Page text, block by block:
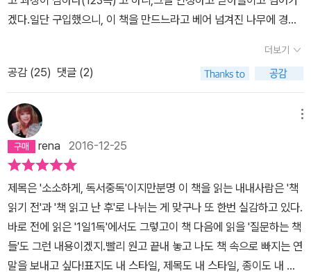
겠다.일단 구입했으니, 이 책을 만드느라고 베어 넘겨진 나무에 경의
던 대로, 이 책이 나의 취향은 아니다.자기 계발서로 분류해 놨던데,
자기 계발서라면, 완전 잡식성인 취향의 내가 웬만해선 건드리지 않
는 종류의 책이니까 말이다. 내용을 거칠게 요약해보자면, 게임중독
자였던 그가 독서중독자가 되고, 독서예찬론자가 되기까지의 과정이
다.그는 같은 중독자라도 독서중독자가 더 낫지 않겠는가...라고 하고
있는데,독서의 가장 큰 효용은 뭐니 뭐니 해도 '자신을 알게 된다'는
점이라고 하고 있는데, 내 생각은 그렇지 않다.그가 했었다는 삼국지
2, 스타크레프트 따위의 게임을 해본 사람들은 알겠지만,게임이라는
것이 모니터만 쳐다보고 자판만 두드리는 것이 아니다.일종의 싸움이
고 전투인데, 싸움이나 전투에서 이기기 위해서는 전략과 전술이라는
것도 필요하고,시간 안배나 꾸준함 따위도 필요하니까 말이다. 책을
안 읽는 것 보다야 책을 읽는게 낫겠지만,책만이 자신을 알게 하고, 세
더보기
공감 (25) 댓글 (2)
rena 2016-12-25
제목은 '소소하게, 독서중독'이지만분명 이 책을 읽는 내내사람은 '책
읽기 전'과 '책 읽고 난 후'로 나뉘는 게 맞구나 또 한번 실감하고 있다.
바로 전에 읽은 '1일1독'에서도 그렇고이 책 다음에 읽을 '질문하는 책
들'도 그런 내용이겠지.빨리 원고 끝내 놓고 나도 책 속으로 빠지는 연
말을 보내고 싶다!표지도 내 스타일, 제목도 내 스타일, 종이도 내 스